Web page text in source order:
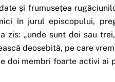
și frumusețea
în jurul episcopului,
zis: „unde sunt doi sau
deosebită, pe care
doi membri foarte activi ai